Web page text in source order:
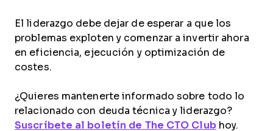
El liderazgo debe dejar de esperar a que los
problemas exploten y comenzar a invertir ahora
en eficiencia, ejecución y optimización de
costes.
¿Quieres mantenerte informado sobre todo lo
relacionado con deuda técnica y liderazgo?
Suscríbete al boletín de The CTO Clubhoy.